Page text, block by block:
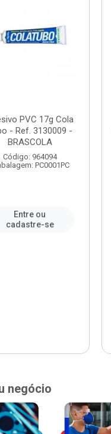
PVC 17g Cola
- Ref. 3130009 -
BRASCOLA
Código: 964094
PC0001PC
Entre ou
cadastre-se
negócio